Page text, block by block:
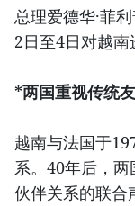
总理爱德华·菲
2日至4日对越南
*两国重视传统
越南与法国于
系。40年后，
伙伴关系的联合